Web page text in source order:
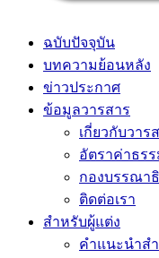
ฉบับปัจจุบัน
บทความย้อนหลัง
ข่าวประกาศ
ข้อมูลวารสาร
เกี่ยวกับวาร
อัตราค่าธร
กองบรรณา
ติดต่อเรา
สำหรับผู้แต่ง
คำแนะนำส